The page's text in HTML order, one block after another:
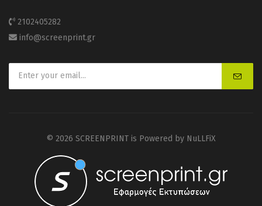
2102405282
info@screenprint.gr
© 2026 SCREENPRINT is Powered by NuLLFiX